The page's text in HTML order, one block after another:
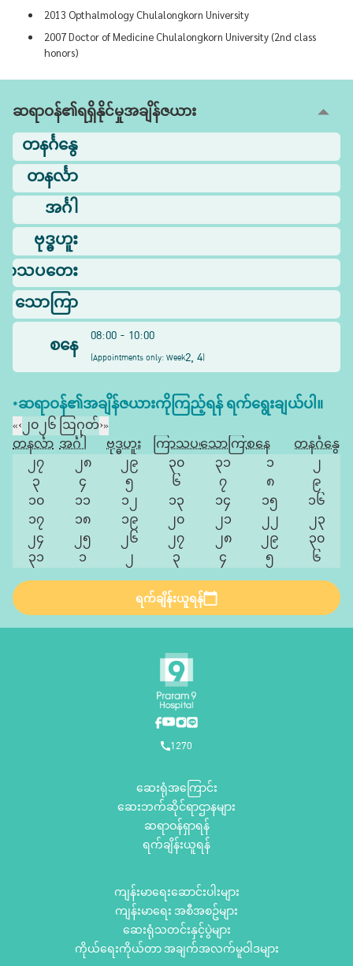
2013 Opthalmology Chulalongkorn University
2007 Doctor of Medicine Chulalongkorn University (2nd class
honors)
ဆရာဝန်၏ရရှိနိုင်မှုအချိန်ဇယား
တနင်္ဂနွေ
တနင်္လာ
အင်္ဂါ
ဗုဒ္ဓဟူး
ာသပတေး
သောကြာ
စနေ
08:00 - 10:00
(Appointments only: Week2, 4)
*ဆရာဝန်၏အချိန်ဇယားကိုကြည့်ရန် ရက်ရွေးချယ်ပါ။
«‹ ၂၀၂၆ ဩဂုတ်›»
တနင်္လာ အင်္ဂါ ဗုဒ္ဓဟူး ကြာသပတေးသောကြာစနေ
တနင်္ဂနွေ
၂၇
၂၈ ၂၉ ၃၀ ၃၁ ၁
၂
၃
၄ ၅ ၆ ၇ ၈
၉
၁၀
၁၁ ၁၂ ၁၃ ၁၄ ၁၅
၁၆
၁၇
၁၈ ၁၉ ၂၀ ၂၁ ၂၂
၂၃
၂၄
၂၅ ၂၆ ၂၇ ၂၈ ၂၉
၃၀
၃၁
၁ ၂ ၃ ၄ ၅ ၆
ရက်ချိန်းယူရန်
1270
ဆေးရုံအကြောင်း
ဆေးဘက်ဆိုင်ရာဌာနများ
ဆရာဝန်ရှာရန်
ရက်ချိန်းယူရန်
ကျန်းမာရေးဆောင်းပါးများ
ကျန်းမာရေး အစီအစဥ်များ
ဆေးရုံသတင်းနှင့်ပွဲများ
ကိုယ်ရေးကိုယ်တာ အချက်အလက်မူဝါဒများ